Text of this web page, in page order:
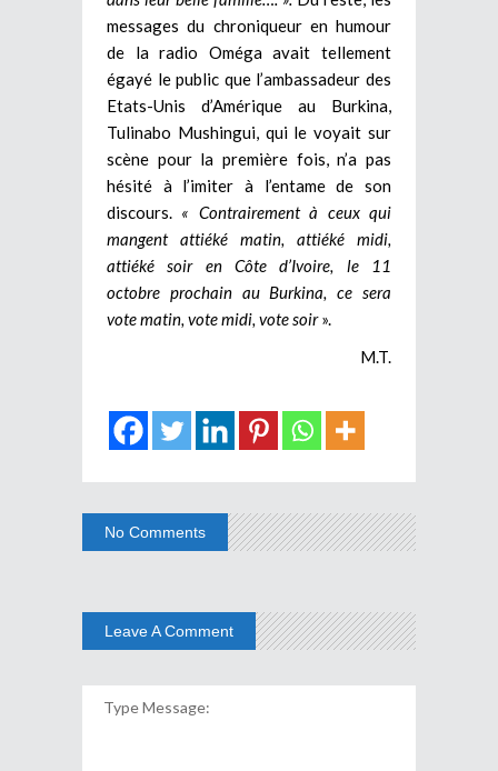
messages du chroniqueur en humour
de la radio Oméga avait tellement
égayé le public que l’ambassadeur des
Etats-Unis d’Amérique au Burkina,
Tulinabo Mushingui, qui le voyait sur
scène pour la première fois, n’a pas
hésité à l’imiter à l’entame de son
discours. « Contrairement à ceux qui
mangent attiéké matin, attiéké midi,
attiéké soir en Côte d’Ivoire, le 11
octobre prochain au Burkina, ce sera
vote matin, vote midi, vote soir».
M.T.
No Comments
Leave A Comment